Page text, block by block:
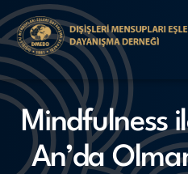
Mindfulness
An’da